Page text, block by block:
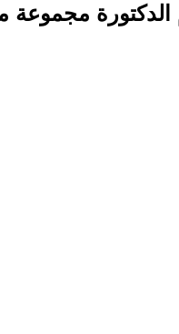
الدكتورة مجموعة